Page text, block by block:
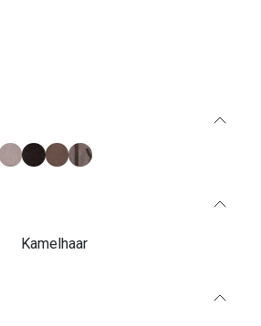
Kamelhaar